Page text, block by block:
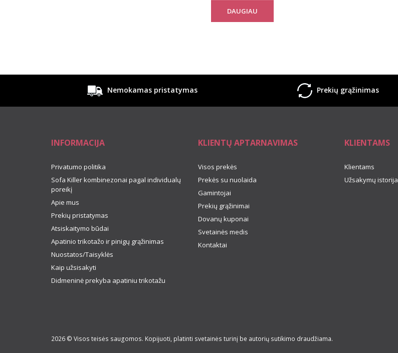
DAUGIAU
Nemokamas pristatymas Prekių grąžinimas
INFORMACIJA
Privatumo politika
Sofa Killer kombinezonai pagal individualų
poreikį
Apie mus
Prekių pristatymas
Atsiskaitymo būdai
Apatinio trikotažo ir pinigų grąžinimas
Nuostatos/Taisyklės
Kaip užsisakyti
Didmeninė prekyba apatiniu trikotažu
KLIENTŲ APTARNAVIMAS
Visos prekės
Prekės su nuolaida
Gamintojai
Prekių grąžinimai
Dovanų kuponai
Svetainės medis
Kontaktai
KLIENTAMS
Klientams
Užsakymų istorija
2026 © Visos teisės saugomos. Kopijuoti, platinti svetainės turinį be autorių sutikimo draudžiama.